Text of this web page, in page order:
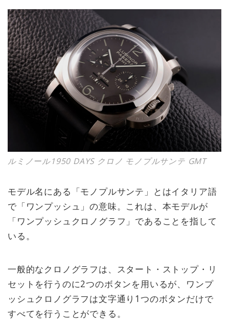
ルミノール1950 DAYS クロノ モノプルサンテ GMT
モデル名にある「モノプルサンテ」とはイタリア語
で「ワンプッシュ」の意味。これは、本モデルが
「ワンプッシュクロノグラフ」であることを指して
いる。
一般的なクロノグラフは、スタート・ストップ・リ
セットを行うのに2つのボタンを用いるが、ワンプ
ッシュクロノグラフは文字通り1つのボタンだけで
すべてを行うことができる。